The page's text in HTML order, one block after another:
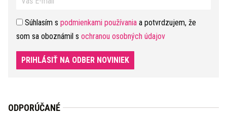
Súhlasím s podmienkami používania a potvrdzujem, že
som sa oboznámil s ochranou osobných údajov
PRIHLÁSIŤ NA ODBER NOVINIEK
ODPORÚČANÉ